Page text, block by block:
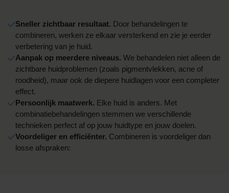
Sneller zichtbaar resultaat. Door behandelingen te
combineren, werken ze elkaar versterkend en zie je eerder
verbetering van je huid.
Aanpak op meerdere niveaus. We behandelen niet alleen de
zichtbare huidproblemen (zoals pigmentvlekken, acne of
roodheid), maar ook de diepere huidlagen voor een completer
effect.
Persoonlijk maatwerk. Elke huid is anders. Met
combinatiebehandelingen stemmen we verschillende
technieken perfect af op jouw huidtype en jouw doelen.
Voordeliger en efficiënter. Combineren is voordeliger dan
losse afspraken: